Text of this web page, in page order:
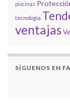
piscinas
tecnología
ventajas
SÍGUENOS EN